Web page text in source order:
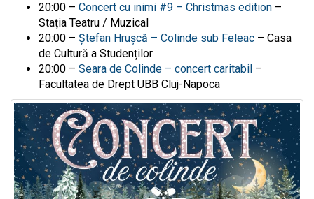
20:00 – Concert cu inimi #9 – Christmas edition –
Stația Teatru / Muzical
20:00 – Ștefan Hrușcă – Colinde sub Feleac – Casa
de Cultură a Studenților
20:00 – Seara de Colinde – concert caritabil –
Facultatea de Drept UBB Cluj-Napoca